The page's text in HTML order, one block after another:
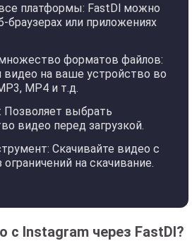
платформы: FastDl можно
браузерах или приложениях
форматов файлов:
видео на ваше устройство во
MP4 и т.д.
Позволяет выбрать
видео перед загрузкой.
Скачивайте видео с
на скачивание.
с Instagram через FastDl?